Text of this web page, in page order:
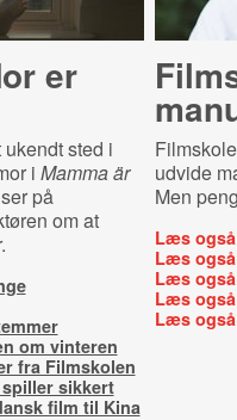
er
ukendt sted i
i Mamma är
på
om at
om vinteren
fra Filmskolen
sikkert
film til Kina
udvide
Men
Læs
Læs
Læs
Læs
Læs